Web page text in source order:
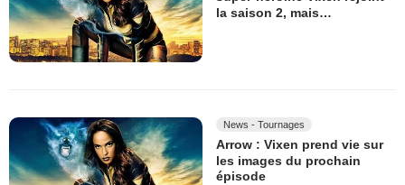
la saison 2, mais…
News - Tournages
Arrow : Vixen prend vie sur
les images du prochain
épisode